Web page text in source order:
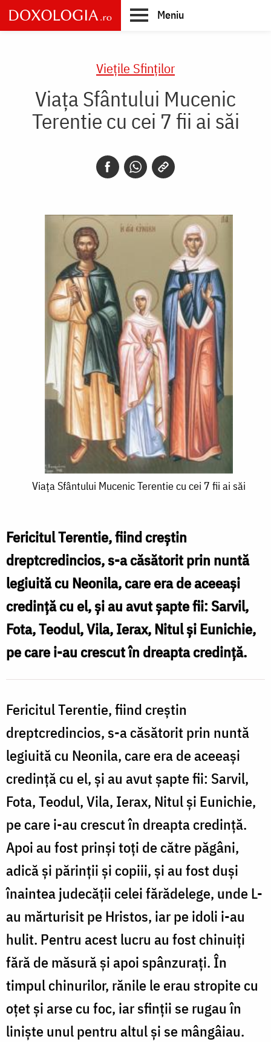
Skip
to
main
Meniu
Vieţile Sfinţilor
Viața Sfântului Mucenic
Terentie cu cei 7 fii ai săi
Viața
Mucenic
Terentie
cu
cei
7
fii
ai
săi
Viața Sfântului Mucenic Terentie cu cei 7 fii ai săi
Fericitul Terentie, fiind creștin
dreptcredincios, s-a căsătorit prin nuntă
legiuită cu Neonila, care era de aceeași
credință cu el, și au avut șapte fii: Sarvil,
Fota, Teodul, Vila, Ierax, Nitul și Eunichie,
pe care i-au crescut în dreapta credință.
Fericitul Terentie, fiind creștin
dreptcredincios, s-a căsătorit prin nuntă
legiuită cu Neonila, care era de aceeași
credință cu el, și au avut șapte fii: Sarvil,
Fota, Teodul, Vila, Ierax, Nitul și Eunichie,
pe care i-au crescut în dreapta credință.
Apoi au fost prinși toți de către păgâni,
adică și părinții și copiii, și au fost duși
înaintea judecății celei fărădelege, unde L-
au mărturisit pe Hristos, iar pe idoli i-au
hulit. Pentru acest lucru au fost chinuiți
fără de măsură și apoi spânzurați. În
timpul chinurilor, rănile le erau stropite cu
oțet și arse cu foc, iar sfinții se rugau în
liniște unul pentru altul și se mângâiau.